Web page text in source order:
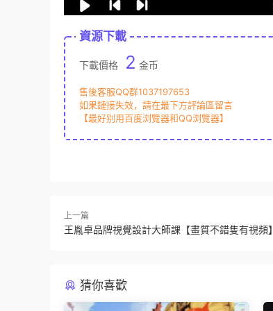
資源下載
下載價格 2 金币
售後客服QQ群1037197653
如果鏈接失效，請在最下方評論區留言
【最好别用百度浏覽器和QQ浏覽器】
上一篇
王胤卓品牌視覺設計大師課【畫質不錯隻有視頻】
猜你喜歡